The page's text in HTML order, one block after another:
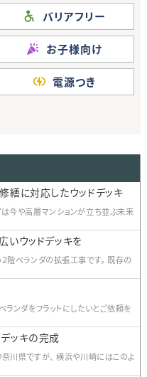
バリアフリー
お子様向け
電源つき
繕に対応したウッドデッキ
今や高層マンションが立ち並ぶ未来
いウッドデッキを
階ベランダの拡張工事です。 既存の
ンダをフラットにしたいとご依頼を
ッキの完成
川県ですが、 横浜や川崎にはこのよ